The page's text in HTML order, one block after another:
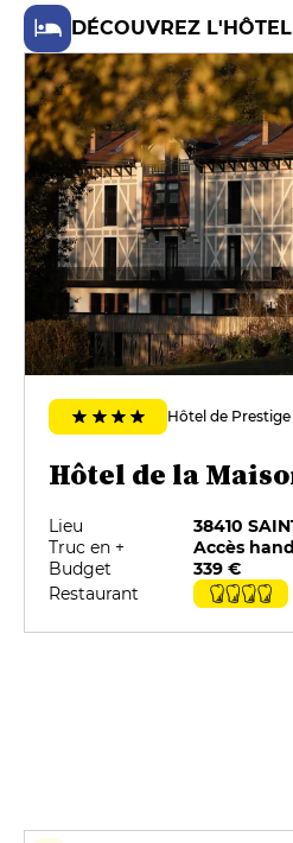
DÉCOUVREZ
Hôtel de Prestige
Hôtel de la
Lieu
38410
Truc en +
Budget
339 €
Restaurant